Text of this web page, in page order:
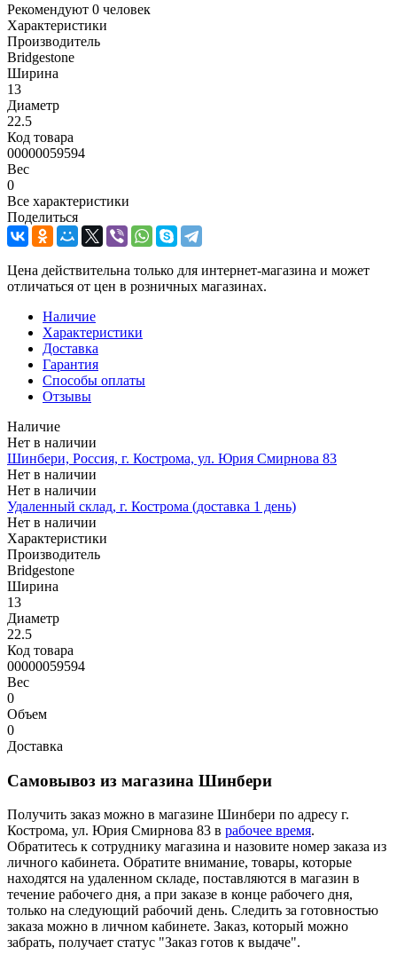
Рекомендуют 0 человек
Характеристики
Производитель
Bridgestone
Ширина
13
Диаметр
22.5
Код товара
00000059594
Вес
0
Все характеристики
Поделиться
Цена действительна только для интернет-магазина и может
отличаться от цен в розничных магазинах.
Наличие
Характеристики
Доставка
Гарантия
Способы оплаты
Отзывы
Наличие
Нет в наличии
Шинбери, Россия, г. Кострома, ул. Юрия Смирнова 83
Нет в наличии
Нет в наличии
Удаленный склад, г. Кострома (доставка 1 день)
Нет в наличии
Характеристики
Производитель
Bridgestone
Ширина
13
Диаметр
22.5
Код товара
00000059594
Вес
0
Объем
0
Доставка
Самовывоз из магазина Шинбери
Получить заказ можно в магазине Шинбери по адресу г.
Кострома, ул. Юрия Смирнова 83 в рабочее время.
Обратитесь к сотруднику магазина и назовите номер заказа из
личного кабинета. Обратите внимание, товары, которые
находятся на удаленном складе, поставляются в магазин в
течение рабочего дня, а при заказе в конце рабочего дня,
только на следующий рабочий день. Следить за готовностью
заказа можно в личном кабинете. Заказ, который можно
забрать, получает статус "Заказ готов к выдаче".